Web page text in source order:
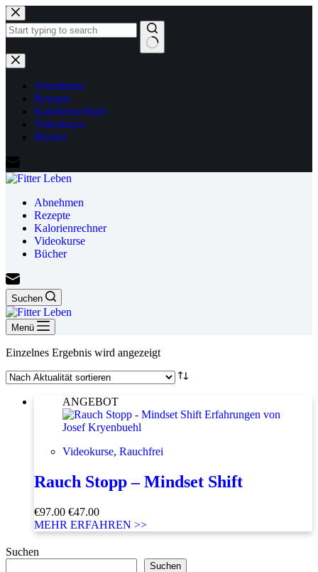
Zum
Inhalt
springen
Keine
Ergebnisse
Abnehmen
Rezepte
Kalorienrechner
Videokurse
Bücher
Abnehmen
Rezepte
Kalorienrechner
Videokurse
Bücher
Suchen
Menü
Einzelnes Ergebnis wird angezeigt
ANGEBOT
Videokurse, Rauchfrei
Rauch Stopp – Mindset Shift
€97.00 Ursprünglicher
Preis
war:
€47.00Aktueller
Preis
ist:
MEHR ERFAHREN >>
Suchen
Suchen